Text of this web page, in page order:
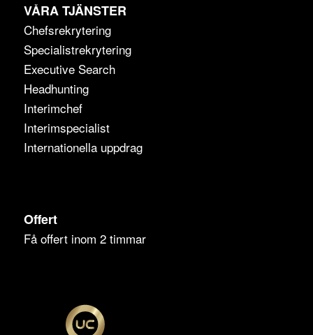
VÅRA TJÄNSTER
Chefsrekrytering
Specialistrekrytering
Executive Search
Headhunting
Interimchef
Interimspecialist
Internationella uppdrag
Offert
Få offert inom 2 timmar